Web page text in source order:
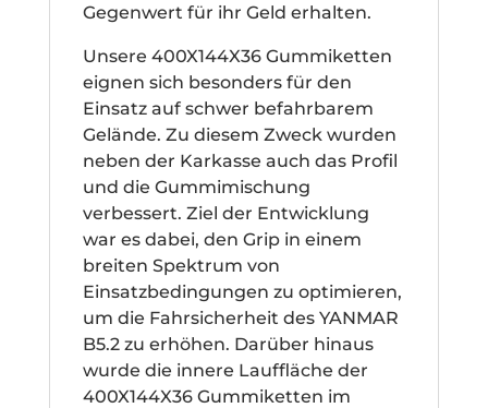
Gegenwert für ihr Geld erhalten.
Unsere 400X144X36 Gummiketten
eignen sich besonders für den
Einsatz auf schwer befahrbarem
Gelände. Zu diesem Zweck wurden
neben der Karkasse auch das Profil
und die Gummimischung
verbessert. Ziel der Entwicklung
war es dabei, den Grip in einem
breiten Spektrum von
Einsatzbedingungen zu optimieren,
um die Fahrsicherheit des YANMAR
B5.2 zu erhöhen. Darüber hinaus
wurde die innere Lauffläche der
400X144X36 Gummiketten im